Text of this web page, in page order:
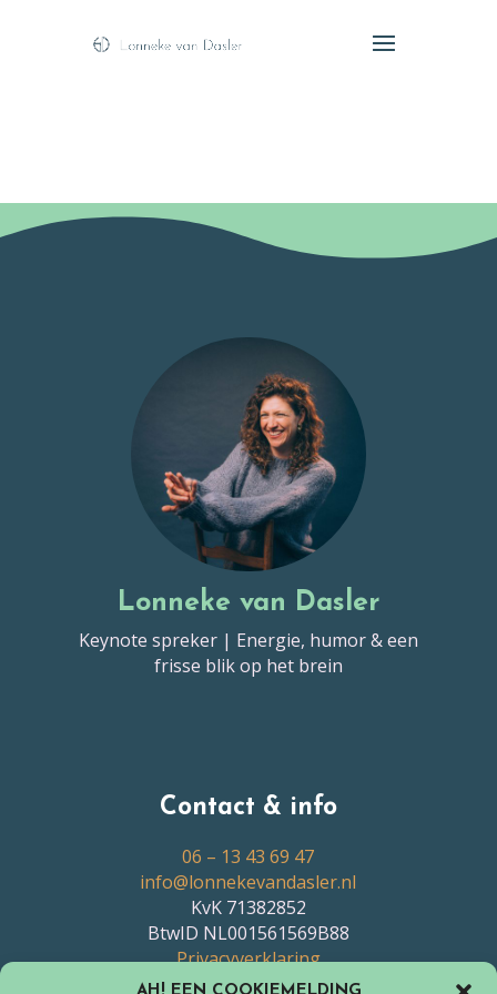
Lonneke van Dasler
Keynote spreker | Energie, humor & een
frisse blik op het brein
Contact & info
06 – 13 43 69 47
info@lonnekevandasler.nl
KvK 71382852
BtwID NL001561569B88
Privacyverklaring
Algemene Voorwaarden